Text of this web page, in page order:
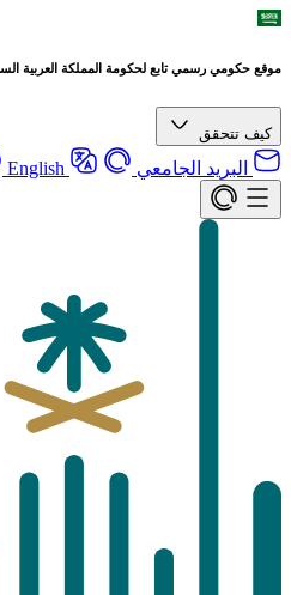
موقع حكومي رسمي تابع لحكومة المملكة العربية
كيف تتحقق
البريد الجامعي English